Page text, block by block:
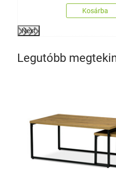
Kosárba
Next
Legutóbb